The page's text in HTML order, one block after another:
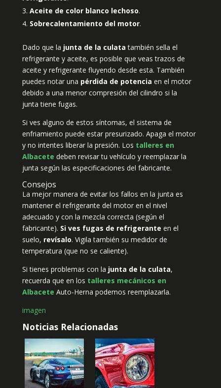
Aceite de color blanco lechoso.
Sobrecalentamiento del motor.
Dado que la junta de la culatatambién sella el
refrigerante y aceite, es posible que veas trazos de
aceite y refrigerante fluyendo desde esta. También
puedes notar una pérdida de potencia en el motor
debido a una menor compresión del cilindro si la
junta tiene fugas.
Si ves alguno de estos síntomas, el sistema de
enfriamiento puede estar presurizado. Apaga el motor
y no intentes liberar la presión. Los talleres en
Albacete deben revisar tu vehículo y reemplazar la
junta según las especificaciones del fabricante.
Consejos
La mejor manera de evitar los fallos en la junta es
mantener el refrigerante del motor en el nivel
adecuado y con la mezcla correcta (según el
fabricante). Si ves fugas de refrigerante en el
suelo, revísalo. Vigila también su medidor de
temperatura (que no se caliente).
Si tienes problemas con la junta de la culata,
recuerda que en los talleres mecánicos en
Albacete Auto-Herna podemos reemplazarla.
imagen
Noticias Relacionadas